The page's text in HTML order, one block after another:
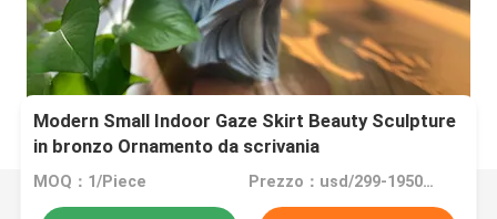
Modern Small Indoor Gaze Skirt Beauty Sculpture
in bronzo Ornamento da scrivania
MOQ：1/Piece Prezzo：usd/299-19500/Piece